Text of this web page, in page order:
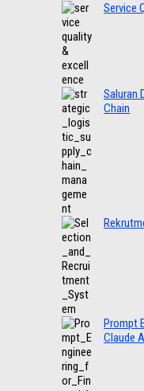
Service
Saluran
Chain
Prompt
Claude